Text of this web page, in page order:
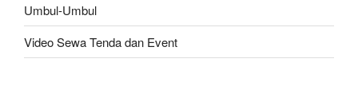
Umbul-Umbul
Video Sewa Tenda dan Event